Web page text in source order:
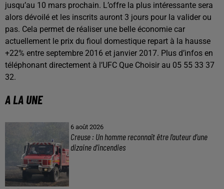
jusqu’au 10 mars prochain. L’offre la plus intéressante sera
alors dévoilé et les inscrits auront 3 jours pour la valider ou
pas. Cela permet de réaliser une belle économie car
actuellement le prix du fioul domestique repart à la hausse
+22% entre septembre 2016 et janvier 2017. Plus d’infos en
téléphonant directement à l’UFC Que Choisir au 05 55 33 37
32.
A LA UNE
6 août 2026
Creuse : Un homme reconnaît être l’auteur d’une
dizaine d’incendies